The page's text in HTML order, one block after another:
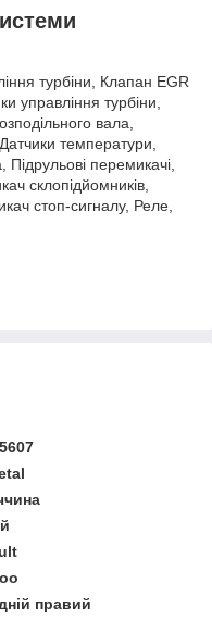
турбіни, Клапан EGR
управління турбіни,
вала,
температури,
перемикачі,
склопідйомників,
стоп-сигналу, Реле,
правий